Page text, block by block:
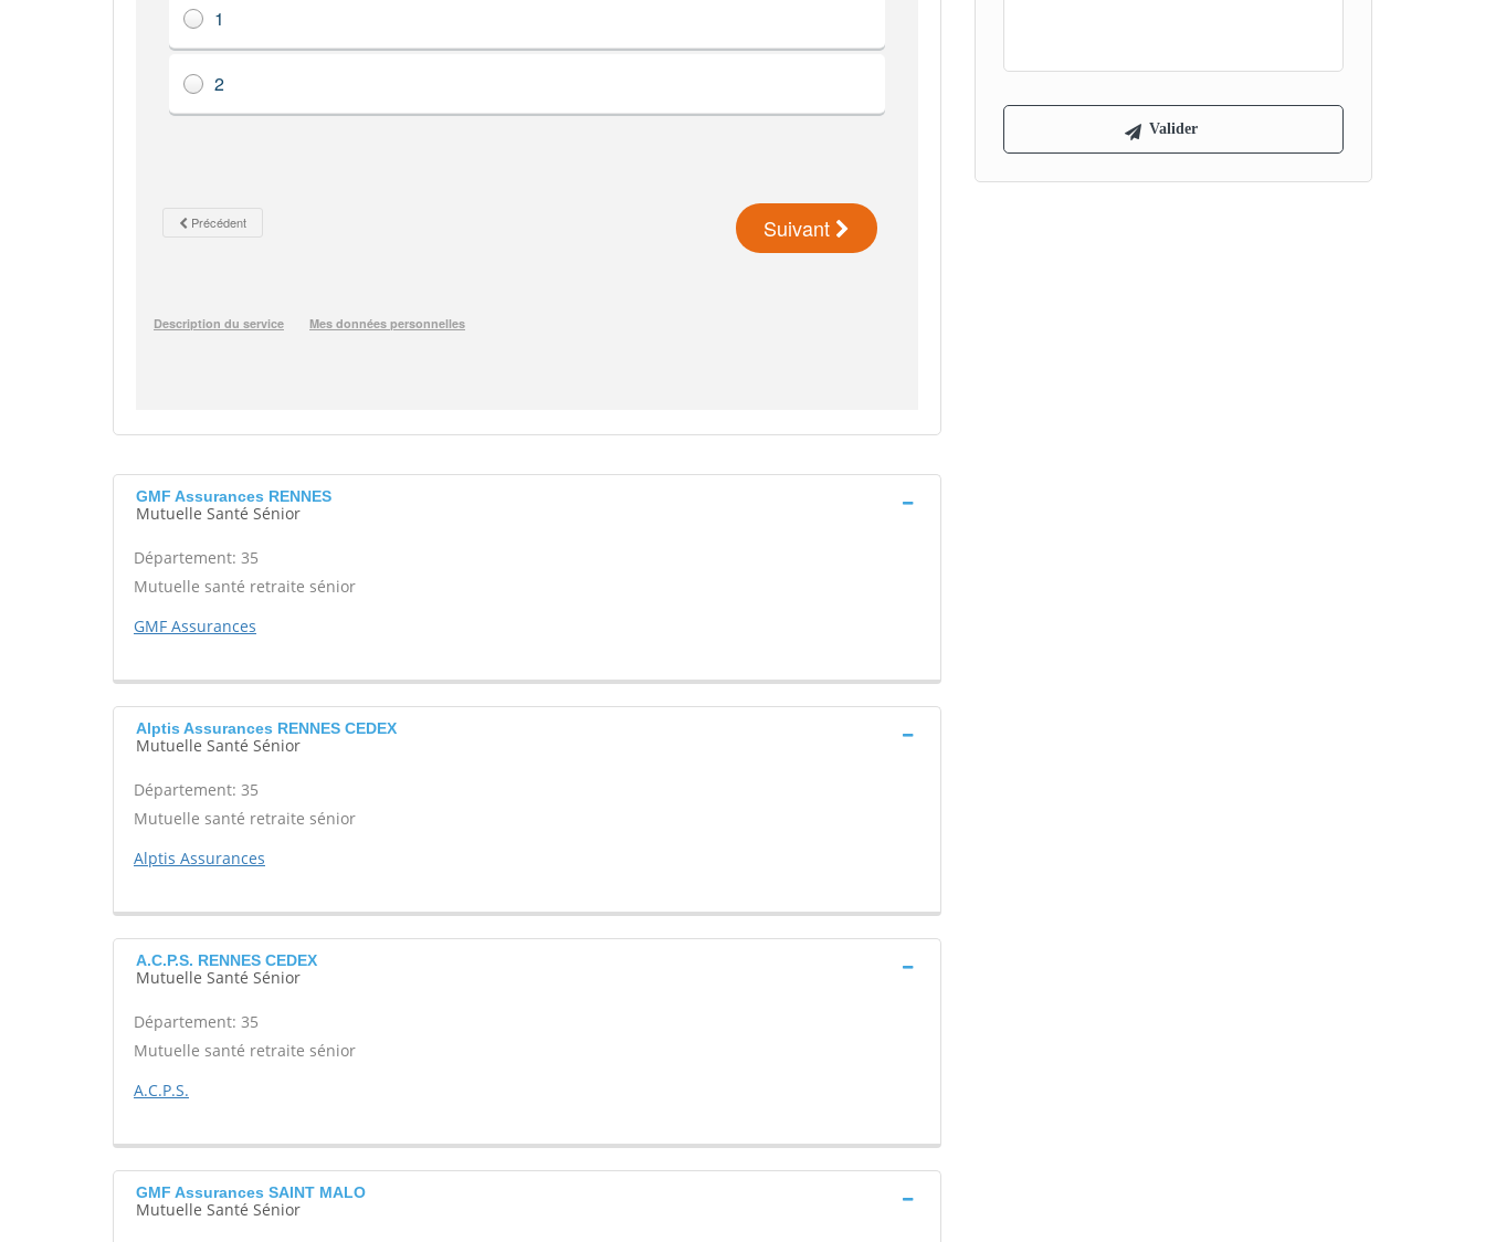
GMF Assurances RENNES
Mutuelle Santé Sénior
Département: 35
Mutuelle santé retraite sénior
GMF Assurances
Alptis Assurances RENNES CEDEX
Mutuelle Santé Sénior
Département: 35
Mutuelle santé retraite sénior
Alptis Assurances
A.C.P.S. RENNES CEDEX
Mutuelle Santé Sénior
Département: 35
Mutuelle santé retraite sénior
A.C.P.S.
GMF Assurances SAINT MALO
Mutuelle Santé Sénior